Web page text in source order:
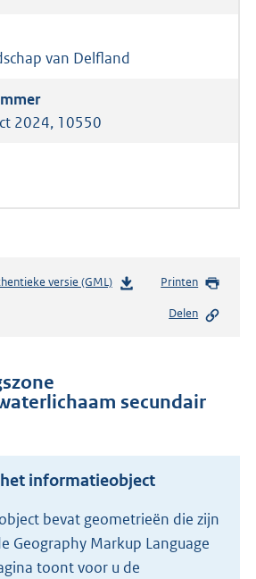
van Delfland
2024, 10550
versie (GML)b
s
o
t
e
:
Printen
Delen
secundair
het informatieobject
bevat geometrieën die zijn
Geography Markup Language
toont voor u de